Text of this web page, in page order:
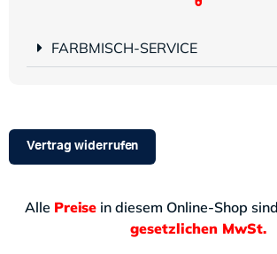
FARBMISCH-SERVICE
Vertrag widerrufen
Alle Preise in diesem Online-Shop sind
gesetzlichen MwSt.